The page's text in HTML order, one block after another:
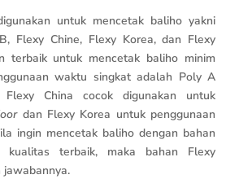
untuk mencetak baliho yakni
Flexy Chine, Flexy Korea, dan Flexy
terbaik untuk mencetak baliho minim
waktu singkat adalah Poly A
China cocok digunakan untuk
dan Flexy Korea untuk penggunaan
ingin mencetak baliho dengan bahan
kualitas terbaik, maka bahan Flexy
jawabannya.